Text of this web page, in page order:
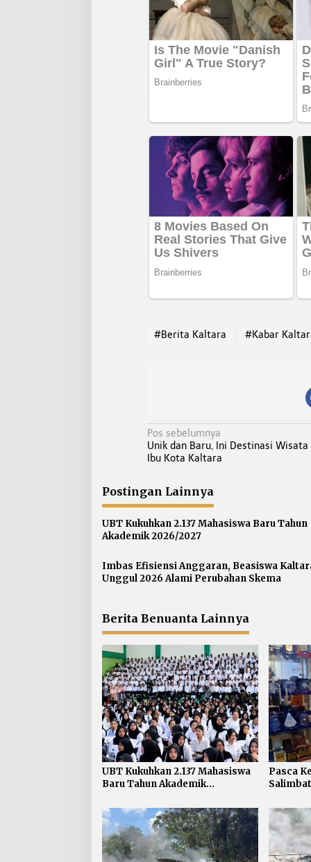
#Berita Kaltara #Kabar
N
a
i
g
a
s
p
o
Pos sebelumnya
Unik dan Baru, Ini Destinasi Wisata
Ibu Kota Kaltara
Postingan Lainnya
UBT Kukuhkan 2.137 Mahasiswa Baru Tahun
Akademik 2026/2027
Imbas Efisiensi Anggaran, Beasiswa
Unggul 2026 Alami Perubahan Skema
Berita Benuanta Lainnya
UBT Kukuhkan 2.137 Mahasiswa
Baru Tahun Akademik
Pasca